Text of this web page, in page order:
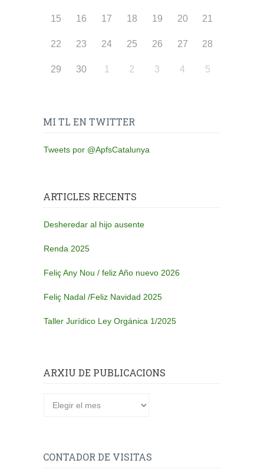
15 16 17 18 19 20 21
22 23 24 25 26 27 28
29 30 1 2 3 4 5
MI TL EN TWITTER
Tweets por @ApfsCatalunya
ARTICLES RECENTS
Desheredar al hijo ausente
Renda 2025
Feliç Any Nou / feliz Año nuevo 2026
Feliç Nadal /Feliz Navidad 2025
Taller Jurídico Ley Orgánica 1/2025
ARXIU DE PUBLICACIONS
CONTADOR DE VISITAS